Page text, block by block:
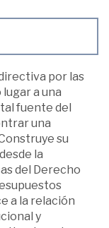
por las
a una
fuente del
una
su
la
del Derecho
a la relación
y